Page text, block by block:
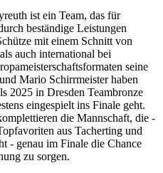
ist ein Team, das für
beständige Leistungen
mit einem Schnitt von
auch international bei
seine
Mario Schirrmeister haben
2025 in Dresden Teambronze
eingespielt ins Finale geht.
die Mannschaft, die -
aus Tacherting und
- genau im Finale die Chance
zu sorgen.